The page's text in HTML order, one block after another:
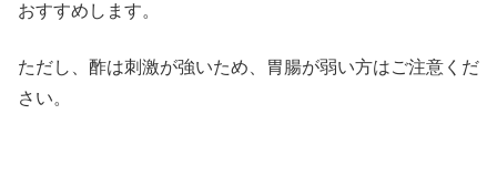
おすすめします。
ただし、酢は刺激が強いため、胃腸が弱い方はご注意くだ
さい。